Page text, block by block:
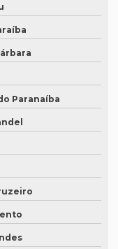
em inglês
Paranaíba